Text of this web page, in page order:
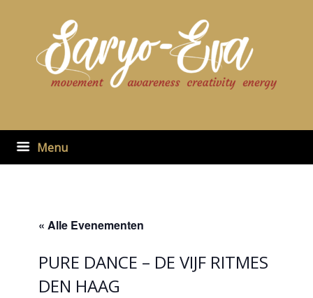
Menu
« Alle Evenementen
PURE DANCE – DE VIJF RITMES
DEN HAAG